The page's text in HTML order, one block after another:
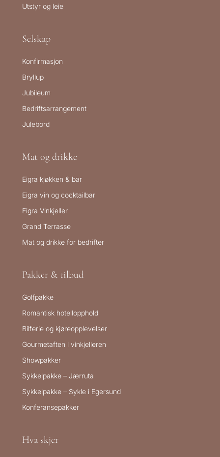
Utstyr og leie
Selskap
Konfirmasjon
Bryllup
Jubileum
Bedriftsarrangement
Julebord
Mat og drikke
Eigra kjøkken & bar
Eigra vin og cocktailbar
Eigra Vinkjeller
Grand Terrasse
Mat og drikke for bedrifter
Pakker & tilbud
Golfpakke
Romantisk hotellopphold
Bilferie og kjøreopplevelser
Gourmetaften i vinkjelleren
Showpakker
Sykkelpakke – Jærruta
Sykkelpakke – Sykle i Egersund
Konferansepakker
Hva skjer